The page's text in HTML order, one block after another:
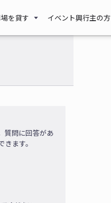
を貸す イベント興行主の方
質問に回答があ
ます。